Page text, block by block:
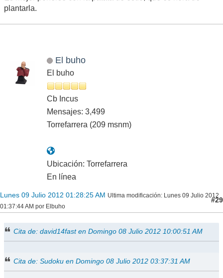
plantarla.
El buho
El buho
Cb Incus
Mensajes: 3,499
Torrefarrera (209 msnm)
Ubicación: Torrefarrera
En línea
Lunes 09 Julio 2012 01:28:25 AM Ultima modificación: Lunes 09 Julio 2012
01:37:44 AM por Elbuho
#29
Cita de: david14fast en Domingo 08 Julio 2012 10:00:51 AM
Cita de: Sudoku en Domingo 08 Julio 2012 03:37:31 AM